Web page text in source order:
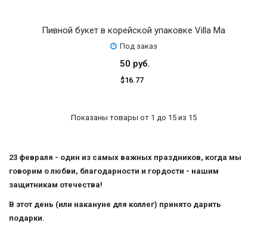
Пивной букет в корейской упаковке Villa Ma
Под заказ
50 руб.
$16.77
Показаны товары от 1 до 15 из 15
23 февраля - один из самых важных праздников, когда мы
говорим о любви, благодарности и гордости - нашим
защитникам отечества!
В этот день (или накануне для коллег) принято дарить
подарки.